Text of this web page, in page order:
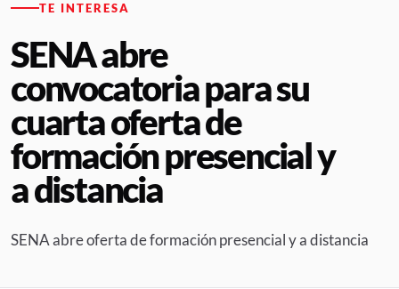
TE INTERESA
SENA abre
convocatoria para su
cuarta oferta de
formación presencial y
a distancia
SENA abre oferta de formación presencial y a distancia